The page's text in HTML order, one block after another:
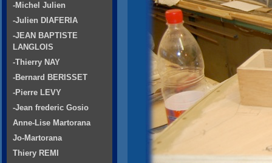
-Michel Julien
-Julien DIAFERIA
-JEAN BAPTISTE
LANGLOIS
-Thierry NAY
-Bernard BERISSET
-Pierre LEVY
-Jean frederic Gosio
Anne-Lise Martorana
Jo-Martorana
Thiery REMI